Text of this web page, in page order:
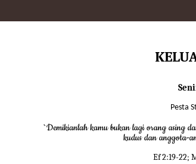
Pesta
`Demikianlah kamu bukan lagi orang asing
kudus dan anggota-
Ef 2:19-22;